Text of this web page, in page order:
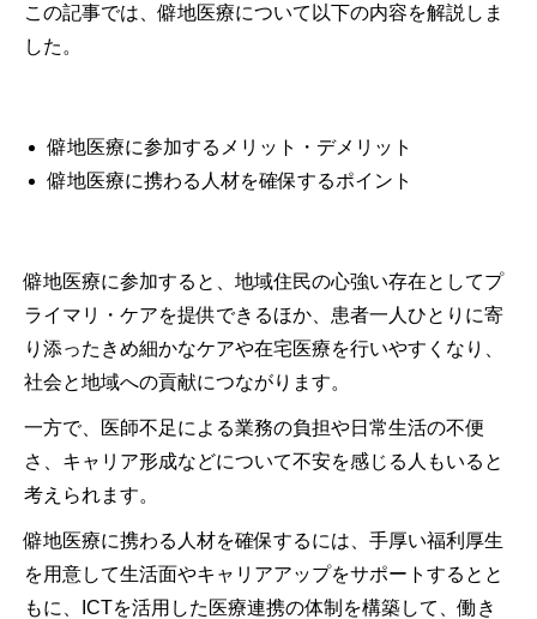
この記事では、僻地医療について以下の内容を解説しま
した。
僻地医療に参加するメリット・デメリット
僻地医療に携わる人材を確保するポイント
僻地医療に参加すると、地域住民の心強い存在としてプ
ライマリ・ケアを提供できるほか、患者一人ひとりに寄
り添ったきめ細かなケアや在宅医療を行いやすくなり、
社会と地域への貢献につながります。
一方で、医師不足による業務の負担や日常生活の不便
さ、キャリア形成などについて不安を感じる人もいると
考えられます。
僻地医療に携わる人材を確保するには、手厚い福利厚生
を用意して生活面やキャリアアップをサポートするとと
もに、ICTを活用した医療連携の体制を構築して、働き